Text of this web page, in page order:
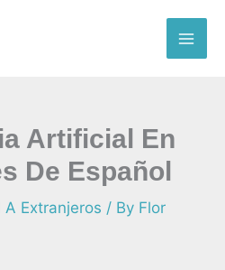
Artificial En
De Español
A Extranjeros / By Flor
no
son
consistentes
en
en
el
2024?
de
español
línea?